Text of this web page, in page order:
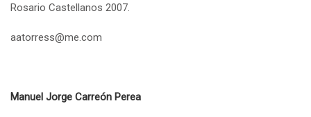
Rosario Castellanos 2007.
aatorress@me.com
Manuel Jorge Carreón Perea